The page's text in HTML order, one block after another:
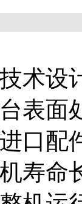
术设
表面
口配
寿命